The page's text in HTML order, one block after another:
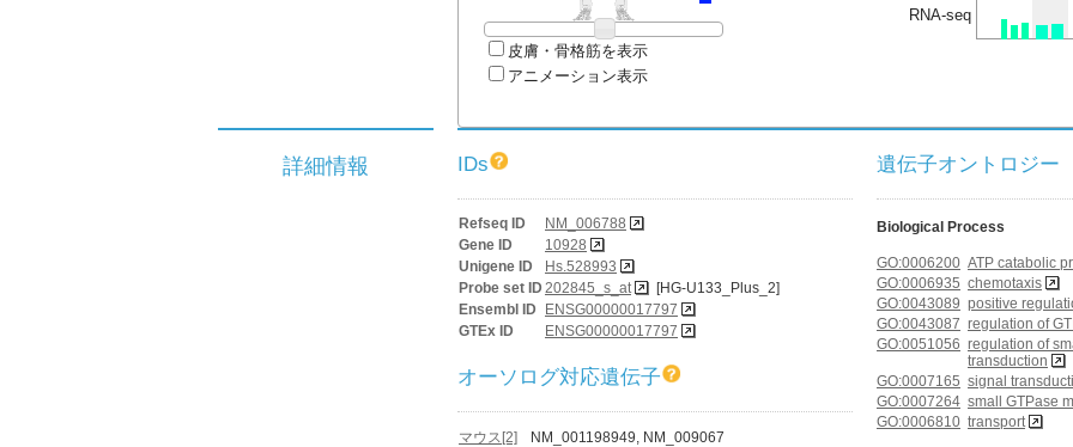
皮膚・骨格筋を表示
アニメーション表示
RNA-seq
詳細情報 IDs
Refseq ID
NM_006788
Gene ID
10928
Unigene ID
Hs.528993
Probe set ID 202845_s_at
[HG-U133_Plus_2]
Ensembl ID
ENSG00000017797
GTEx ID
ENSG00000017797
オーソログ対応遺伝子
マウス[2]
NM_001198949, NM_009067
遺伝子オントロジー
Biological Process
GO:0006200 ATP catabolic
GO:0006935 chemotaxis
GO:0043089 positive
GO:0043087 regulation of
GO:0051056 regulation of
transduction
GO:0007165 signal
GO:0007264 small GTPase
GO:0006810 transport